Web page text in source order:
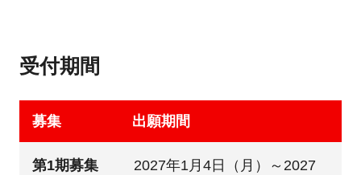
受付期間
募集 出願期間
第1期募集
2027年1月4日（月）～2027